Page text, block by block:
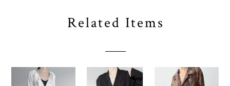
Related Items